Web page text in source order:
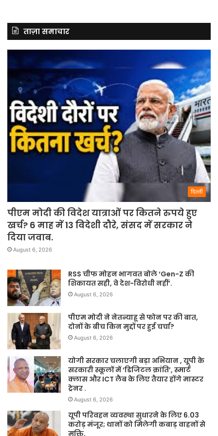
ताज़ा समाचार
दिल्ली
पीएम मोदी की विदेश यात्राओं पर कितने रुपये हुए
खर्च? 6 माह में 13 विदेशी दौरे, संसद में सरकार ने
दिया जवाब.
August 6, 2026
RSS चीफ मोहन भागवत बोले ‘Gen-Z की
शिकायत सही, वे देश-विरोधी नहीं’.
August 6, 2026
पीएम मोदी ने नेतन्याहू से फोन पर की बात,
दोनों के बीच किन मुद्दों पर हुई चर्चा?
August 6, 2026
योगी सरकार चलाएगी बड़ा अभियान , यूपी के
सरकारी स्कूलों में ‘डिजिटल क्रांति’, स्मार्ट
क्लास और ICT लैब के लिए तैयार होंगे मास्टर
ट्रेनर .
August 6, 2026
यूपी परिवहन व्यवस्था सुधारने के लिए 6.03
करोड़ मंजूर; थानों को मिलेगी कबाड़ वाहनों से
मुक्ति.